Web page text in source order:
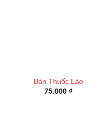
Bán Thuốc Lào
75.000 ₫